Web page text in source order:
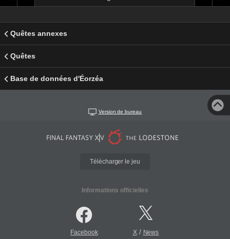
Quêtes annexes
Quêtes
Base de données d'Éorzéa
Version de bureau
Télécharger le jeu
Informations officielles
Facebook X/ News